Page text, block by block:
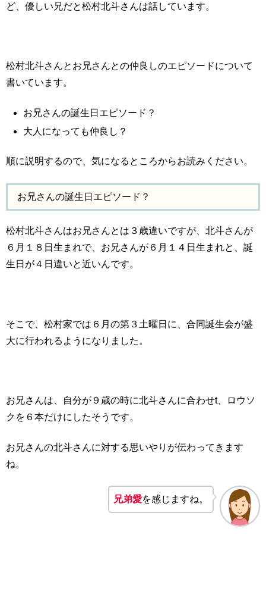
ど、優しい兄だと松村北斗さんは話しています。
松村北斗さんとお兄さんとの仲良しのエピソードについて
書いています。
お兄さんの誕生日エピソード？
大人になっても仲良し？
順に説明するので、気になるところからお読みください。
お兄さんの誕生日エピソード？
松村北斗さんはお兄さんとは３歳違いですが、北斗さんが
６月１８日生まれで、お兄さんが６月１４日生まれと、誕
生日が４日違いと近いんです。
そこで、松村家では６月の第３土曜日に、合同誕生会が盛
大に行われるようになりました。
お兄さんは、自分が９歳の時に北斗さんに合わせt、ロウソ
クを６本だけにしたそうです。
お兄さんの北斗さんに対する思いやりが伝わってきます
ね。
兄弟愛を感じますね。